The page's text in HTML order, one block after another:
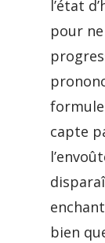
l’état
pour
capte
bien